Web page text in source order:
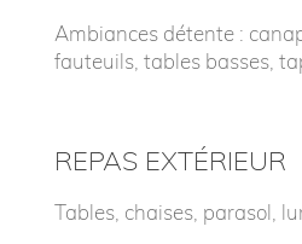
Ambiances détente :
fauteuils, tables basses,
REPAS EXTÉRIEUR
Tables, chaises, parasol,